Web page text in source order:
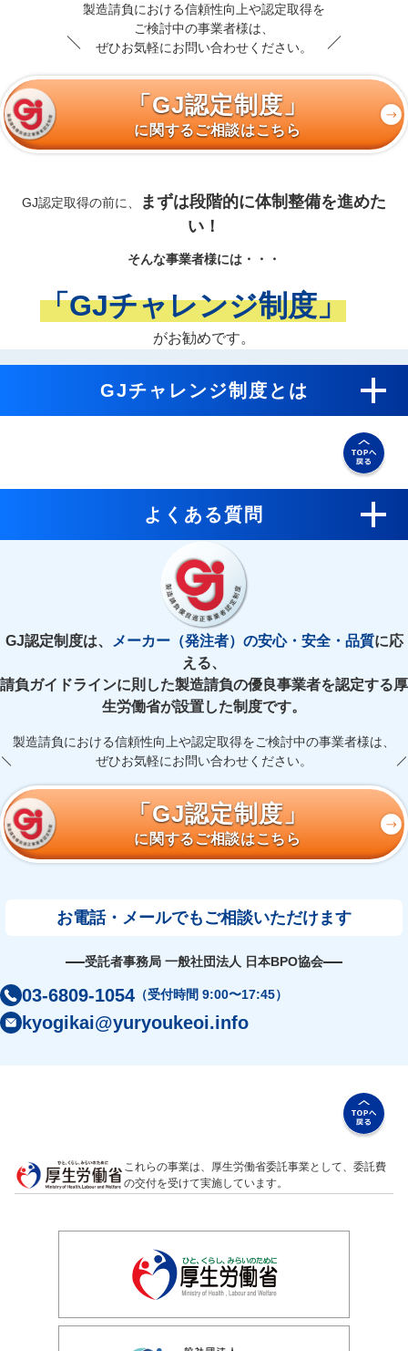
製造請負における信頼性向上や認定取得を
ご検討中の事業者様は、
ぜひお気軽にお問い合わせください。
「GJ認定制度」
に関するご相談はこちら
GJ認定取得の前に、
まずは段階的に体制整備を進めた
い！
そんな事業者様には・・・
「GJチャレンジ制度」
がお勧めです。
GJチャレンジ制度とは
よくある質問
GJ認定制度は、 メーカー（発注者）の安心・安全・品質に応
える、
請負ガイドラインに則した製造請負の優良事業者を認定する厚
生労働省が設置した制度です。
製造請負における信頼性向上や認定取得をご検討中の事業者様は、
ぜひお気軽にお問い合わせください。
「GJ認定制度」
に関するご相談はこちら
お電話・メールでもご相談いただけます
受託者事務局 一般社団法人 日本BPO協会
03-6809-1054 （受付時間 9:00〜17:45）
kyogikai@yuryoukeoi.info
これらの事業は、厚生労働省委託事業として、委託費
の交付を受けて実施しています。